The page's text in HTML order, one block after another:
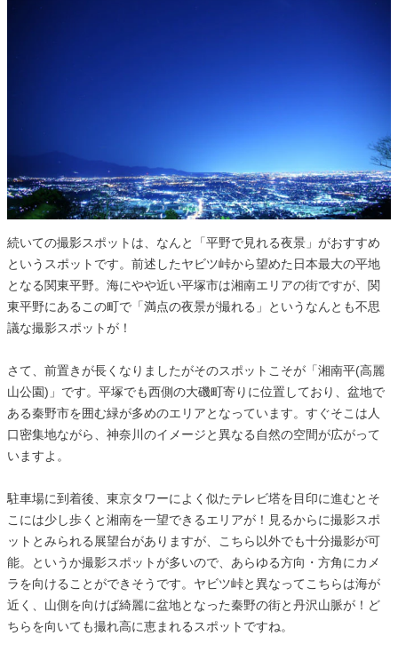
続いての撮影スポットは、なんと「平野で見れる夜景」がおすすめ
というスポットです。前述したヤビツ峠から望めた日本最大の平地
となる関東平野。海にやや近い平塚市は湘南エリアの街ですが、関
東平野にあるこの町で「満点の夜景が撮れる」というなんとも不思
議な撮影スポットが！
さて、前置きが長くなりましたがそのスポットこそが「湘南平(高麗
山公園)」です。平塚でも西側の大磯町寄りに位置しており、盆地で
ある秦野市を囲む緑が多めのエリアとなっています。すぐそこは人
口密集地ながら、神奈川のイメージと異なる自然の空間が広がって
いますよ。
駐車場に到着後、東京タワーによく似たテレビ塔を目印に進むとそ
こには少し歩くと湘南を一望できるエリアが！見るからに撮影スポ
ットとみられる展望台がありますが、こちら以外でも十分撮影が可
能。というか撮影スポットが多いので、あらゆる方向・方角にカメ
ラを向けることができそうです。ヤビツ峠と異なってこちらは海が
近く、山側を向けば綺麗に盆地となった秦野の街と丹沢山脈が！ど
ちらを向いても撮れ高に恵まれるスポットですね。